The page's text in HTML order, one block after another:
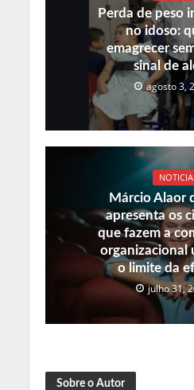
Perda de peso
no idoso:
emagrecer
sinal de
agosto 3,
Márcio Alaor
apresenta os
que fazem a
organizacional
o limite da
julho 31,
Sobre o Autor